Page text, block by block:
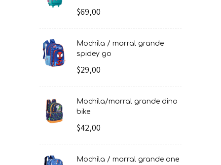
$69,00
mochila / morral grande
spidey go
$29,00
mochila/morral grande dino
bike
$42,00
mochila / morral grande one